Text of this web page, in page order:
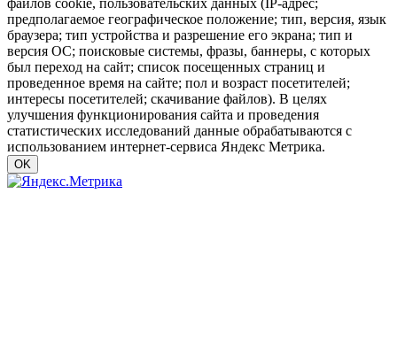
файлов cookie, пользовательских данных (IP-адрес;
предполагаемое географическое положение; тип, версия, язык
браузера; тип устройства и разрешение его экрана; тип и
версия ОС; поисковые системы, фразы, баннеры, с которых
был переход на сайт; список посещенных страниц и
проведенное время на сайте; пол и возраст посетителей;
интересы посетителей; скачивание файлов). В целях
улучшения функционирования сайта и проведения
статистических исследований данные обрабатываются с
использованием интернет-сервиса Яндекс Метрика.
OK